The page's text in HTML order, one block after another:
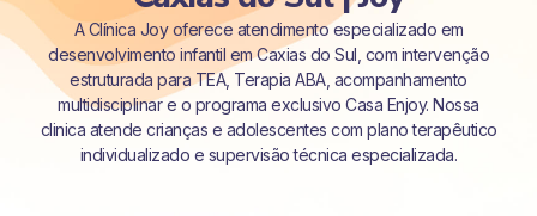
A Clínica Joy oferece atendimento especializado em
desenvolvimento infantil em Caxias do Sul, com intervenção
estruturada para TEA, Terapia ABA, acompanhamento
multidisciplinar e o programa exclusivo Casa Enjoy. Nossa
clinica atende crianças e adolescentes com plano terapêutico
individualizado e supervisão técnica especializada.